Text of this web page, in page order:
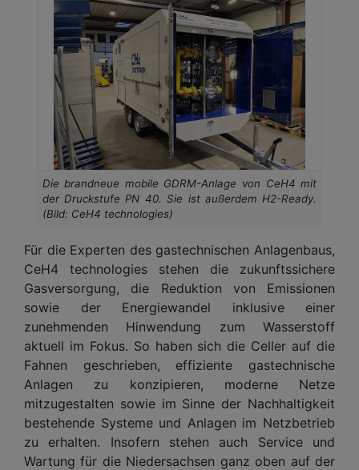
Die brandneue mobile GDRM-Anlage von CeH4 mit
der Druckstufe PN 40. Sie ist außerdem H2-Ready.
(Bild: CeH4 technologies)
Für die Experten des gastechnischen Anlagenbaus,
CeH4 technologies stehen die zukunftssichere
Gasversorgung, die Reduktion von Emissionen
sowie der Energiewandel inklusive einer
zunehmenden Hinwendung zum Wasserstoff
aktuell im Fokus. So haben sich die Celler auf die
Fahnen geschrieben, effiziente gastechnische
Anlagen zu konzipieren, moderne Netze
mitzugestalten sowie im Sinne der Nachhaltigkeit
bestehende Systeme und Anlagen im Netzbetrieb
zu erhalten. Insofern stehen auch Service und
Wartung für die Niedersachsen ganz oben auf der